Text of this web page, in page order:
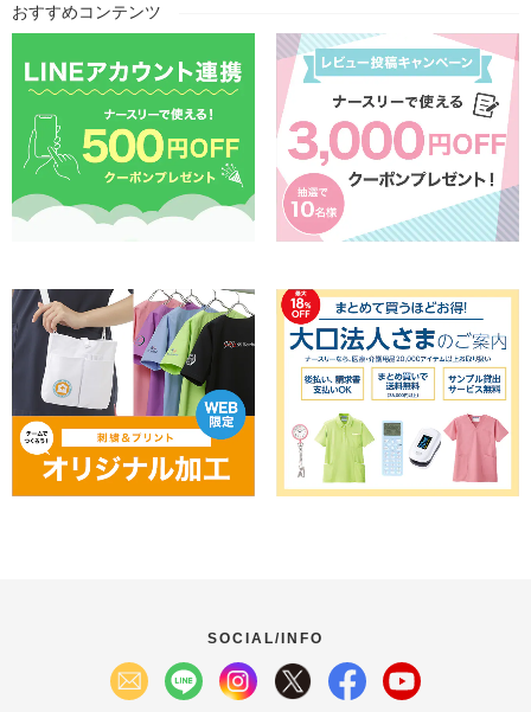
おすすめコンテンツ
SOCIAL/INFO